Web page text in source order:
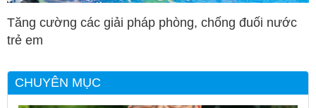
Tăng cường các giải pháp phòng, chống đuối nước
trẻ em
CHUYÊN MỤC